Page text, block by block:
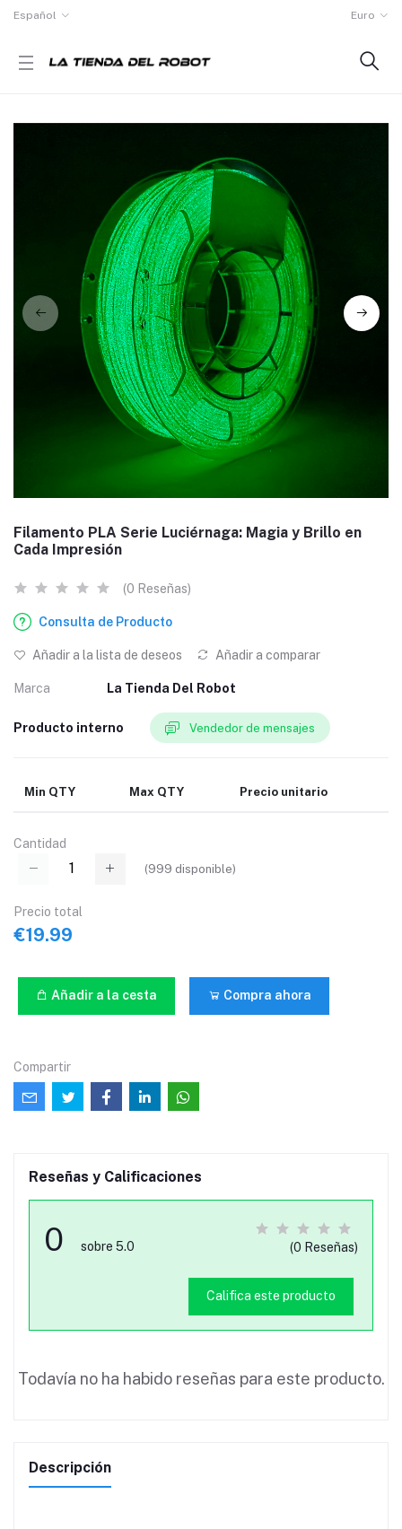
Español Euro
Filamento PLA Serie Luciérnaga: Magia y Brillo en
Cada Impresión
(0 Reseñas)
Consulta de Producto
Añadir a la lista de deseos Añadir a comparar
Marca La Tienda Del Robot
Producto interno Vendedor de mensajes
Min QTY Max QTY Precio unitario
Cantidad
(999 disponible)
Precio total
€19.99
Añadir a la cesta Compra ahora
Compartir
Reseñas y Calificaciones
0 sobre 5.0 (0 Reseñas)
Califica este producto
Todavía no ha habido reseñas para este producto.
Descripción